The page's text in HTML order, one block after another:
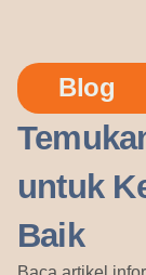
Blog
untuk
Baik